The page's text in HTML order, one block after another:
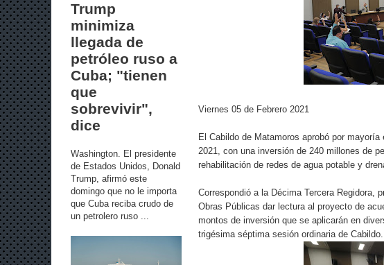
Trump
minimiza
llegada de
petróleo ruso a
Cuba; "tienen
que
sobrevivir",
dice
Washington. El presidente
de Estados Unidos, Donald
Trump, afirmó este
domingo que no le importa
que Cuba reciba crudo de
un petrolero ruso ...
Viernes 05 de Febrero 2021
El Cabildo de Matamoros aprobó por
2021, con una inversión de 240 millones de
rehabilitación de redes de agua potable y
Correspondió a la Décima Tercera Regidora,
Obras Públicas dar lectura al proyecto de
montos de inversión que se aplicarán en
trigésima séptima sesión ordinaria de Cabildo.